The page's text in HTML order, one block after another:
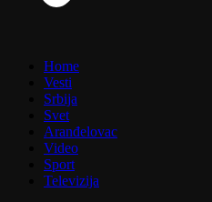
Home
Vesti
Srbija
Svet
Aranđelovac
Video
Sport
Televizija